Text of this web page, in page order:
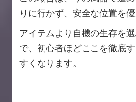
りに行かず、安全な位置を優
アイテムより自機の生存を
で、初心者ほどここを徹底
すくなります。